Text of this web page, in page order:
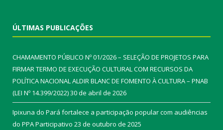
ÚLTIMAS PUBLICAÇÕES
CHAMAMENTO PÚBLICO Nº 01/2026 – SELEÇÃO DE PROJETOS PARA
FIRMAR TERMO DE EXECUÇÃO CULTURAL COM RECURSOS DA
POLÍTICA NACIONAL ALDIR BLANC DE FOMENTO À CULTURA – PNAB
(LEI Nº 14.399/2022)30 de abril de 2026
Ipixuna do Pará fortalece a participação popular com audiências
do PPA Participativo 23 de outubro de 2025